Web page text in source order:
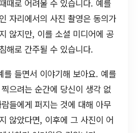
때로 어려울 수 있습니다. 예를
자리에서의 사진 촬영은 동의가
않지만, 이를 소셜 미디어에 공
해로 간주될 수 있습니다.
를 들면서 이야기해 보아요. 예를
으려는 순간에 당신이 생각 없
들에게 퍼지는 것에 대해 아무
않았다면, 이후에 그 사진이 어